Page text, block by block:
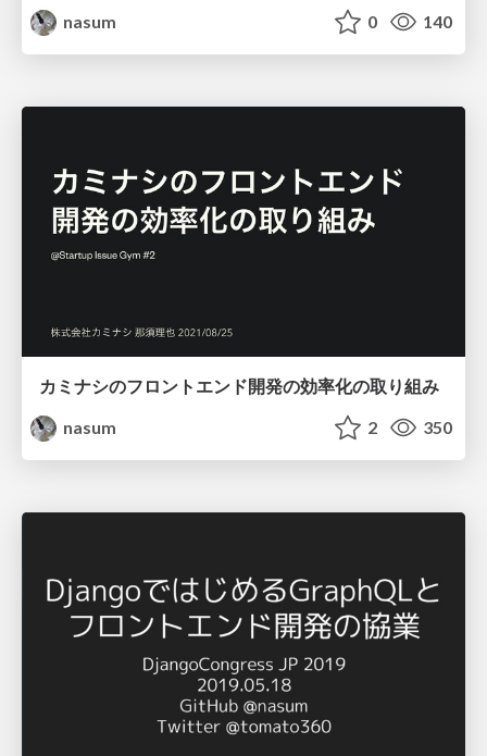
nasum
0 140
カミナシのフロントエンド開発の効率化の取り組み
nasum
2 350